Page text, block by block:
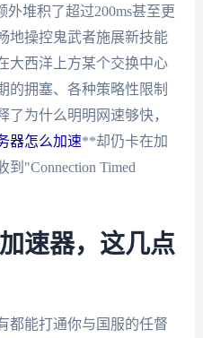
堆积了超过200ms甚至更
地操控鬼武者施展新技能
大西洋上方某个交换中心
的拥塞、各种策略性限制
为什么明明网速够快，
器怎么加速**却仍卡在加
"Connection Timed
速器，这几点
都能打通你与国服的任督